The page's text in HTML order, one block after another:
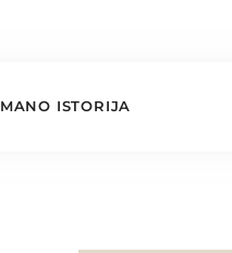
MANO ISTORIJA